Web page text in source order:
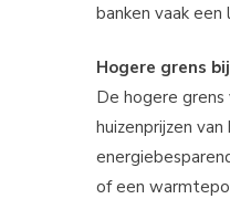
banken vaak
Hogere grens
De hogere
huizenprijzen
of een